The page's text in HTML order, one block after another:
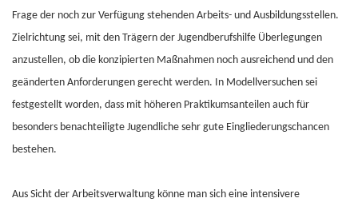
Frage der noch zur Verfügung stehenden Arbeits- und Ausbildungsstellen.
Zielrichtung sei, mit den Trägern der Jugendberufshilfe Überlegungen
anzustellen, ob die konzipierten Maßnahmen noch ausreichend und den
geänderten Anforderungen gerecht werden. In Modellversuchen sei
festgestellt worden, dass mit höheren Praktikumsanteilen auch für
besonders benachteiligte Jugendliche sehr gute Eingliederungschancen
bestehen.
Aus Sicht der Arbeitsverwaltung könne man sich eine intensivere